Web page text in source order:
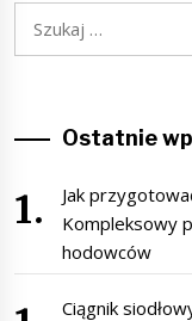
Ostatnie
Jak
Kompleksowy
hodowców
Ciągnik